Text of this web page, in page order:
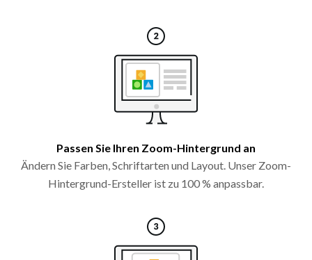
Passen Sie Ihren Zoom-Hintergrund an
Ändern Sie Farben, Schriftarten und Layout. Unser Zoom-
Hintergrund-Ersteller ist zu 100 % anpassbar.